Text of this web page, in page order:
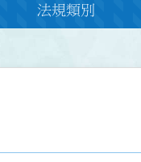
法規類別